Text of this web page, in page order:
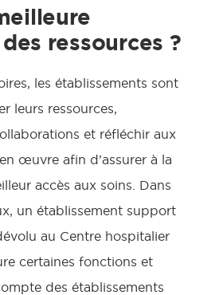
ressources ?
les établissements sont
leurs ressources,
et réfléchir aux
œuvre afin d’assurer à la
accès aux soins. Dans
un établissement support
au Centre hospitalier
certaines fonctions et
des établissements